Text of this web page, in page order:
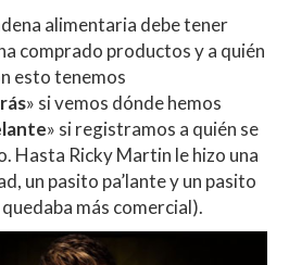
alimentaria debe tener
comprado productos y a quién
esto tenemos
» si vemos dónde hemos
» si registramos a quién se
Hasta Ricky Martin le hizo una
un pasito pa’lante y un pasito
más comercial).